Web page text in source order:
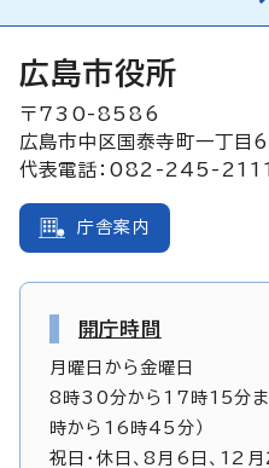
広島市役所
〒730-8586
広島市中区国泰寺町一丁目
代表電話：082-245-
庁舎案内
開庁時間
月曜日から金曜日
8時30分から17時15分ま
時から16時45分）
祝日・休日、8月6日、12